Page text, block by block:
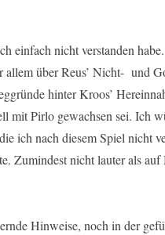
einfach nicht verstanden
über Reus’ Nicht- und
hinter Kroos’
mit Pirlo gewachsen sei. Ich
ich nach diesem Spiel nicht
Zumindest nicht lauter als
Hinweise, noch in der